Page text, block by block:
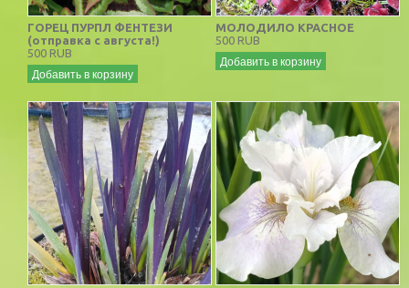
ГОРЕЦ ПУРПЛ ФЕНТЕЗИ
(отправка с августа!)
500 RUB
Добавить в корзину
МОЛОДИЛО КРАСНОЕ
500 RUB
Добавить в корзину